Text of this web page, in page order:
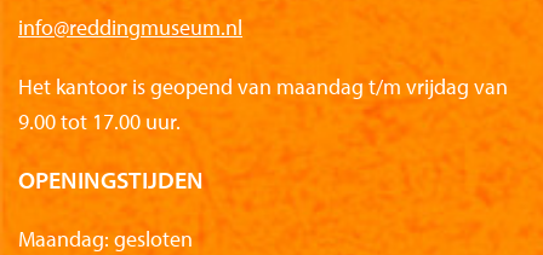
info@reddingmuseum.nl
Het kantoor is geopend van maandag t/m vrijdag van
9.00 tot 17.00 uur.
OPENINGSTIJDEN
Maandag: gesloten